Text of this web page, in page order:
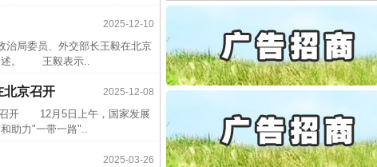
2025-12-10
局委员、外交部长王毅在北京
阐述。 王毅表示..
2025-12-08
北京召开
开 12月5日上午，国家发展
助力"一带一路"..
2025-03-26
半生相守，一别两宽：这场老年..
一纸欠条伤亲情 巡回调解促和..
26万保费，离婚时为何要分走一..
杨天誉，不得录用为公务员
四川省公安厅征集新型黑恶违法..
中方对6家美国实体采取反制措..